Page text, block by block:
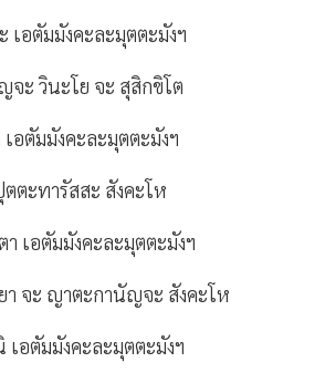
อตัมมังคะละมุตตะมังฯ
ะ วินะโย จะ สุสิกขิโต
เอตัมมังคะละมุตตะมังฯ
ตะทารัสสะ สังคะโห
เอตัมมังคะละมุตตะมังฯ
จะ ญาตะกานัญจะ สังคะโห
อตัมมังคะละมุตตะมังฯ